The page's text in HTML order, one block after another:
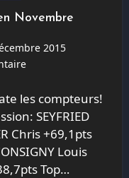
Novembre
2015
les compteurs!
SEYFRIED
Chris +69,1pts
Louis
Top…